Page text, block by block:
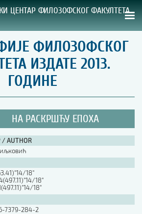
ЦЕНТАР ФИЛОЗОФСКОГ ФАКУЛТЕТА
НАША ИЗДАЊА
ИЗДАЊА:
ПРЕГЛЕД
УПУТСТВА
делатности
ФИЛОЗОФСКОГ
ИЗДАТЕ 2013.
ГОДИНЕ
НА РАСКРШЋУ ЕПОХА
AUTHOR
18"
18"
18"
7379-284-2